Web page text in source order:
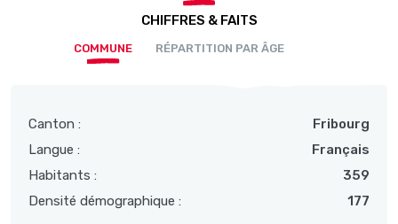
CHIFFRES & FAITS
COMMUNE RÉPARTITION PAR ÂGE
Canton :
Fribourg
Langue :
Français
Habitants :
359
Densité démographique :
177